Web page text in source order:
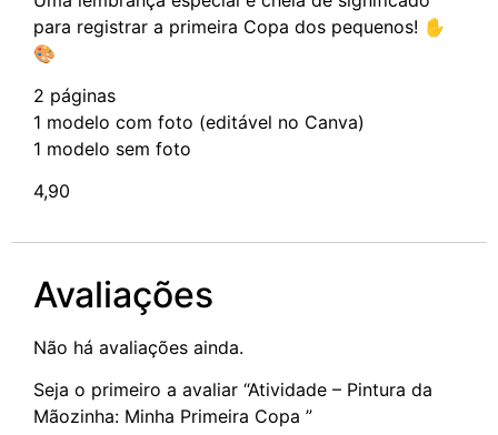
para registrar a primeira Copa dos pequenos! ✋
🎨
2 páginas
1 modelo com foto (editável no Canva)
1 modelo sem foto
4,90
Avaliações
Não há avaliações ainda.
Seja o primeiro a avaliar “Atividade – Pintura da
Mãozinha: Minha Primeira Copa ”